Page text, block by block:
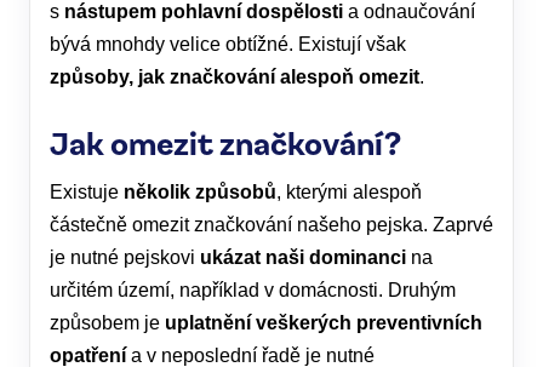
s nástupem pohlavní dospělosti a odnaučování
bývá mnohdy velice obtížné. Existují však
způsoby, jak značkování alespoň omezit.
Jak omezit značkování?
Existuje několik způsobů, kterými alespoň
částečně omezit značkování našeho pejska. Zaprvé
je nutné pejskovi ukázat naši dominanci na
určitém území, například v domácnosti. Druhým
způsobem je uplatnění veškerých preventivních
opatření a v neposlední řadě je nutné